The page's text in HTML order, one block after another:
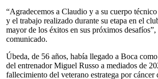
“Agradecemos a Claudio y a su cuerpo
y el trabajo realizado durante su etapa en el
mayor de los éxitos en sus próximos
comunicado.
Úbeda, de 56 años, había llegado a Boca
del entrenador Miguel Russo a mediados de
fallecimiento del veterano estratega por cáncer